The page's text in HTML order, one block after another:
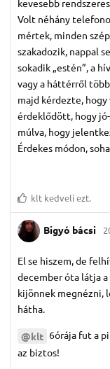
kevesebb
Volt néhány
mértek, minden
szakadozik, nappal
sokadik „estén”, a
vagy a háttérről
majd kérdezte,
érdeklődött, hogy
múlva, hogy
Érdekes módon,
klt kedveli ezt.
Bigyó bácsi
El se hiszem, de
december óta látja a
kijönnek megnézni,
hátha.
@klt 6órája fut a
az biztos!